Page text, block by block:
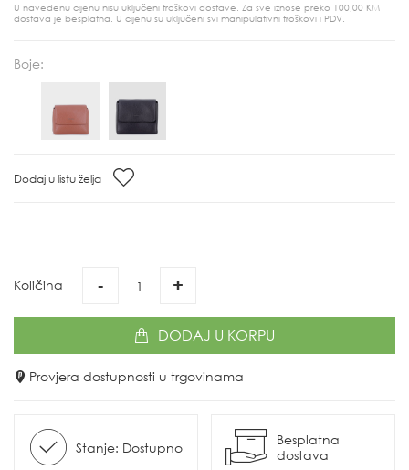
U navedenu cijenu nisu uključeni troškovi dostave. Za sve iznose preko 100,00 KM
dostava je besplatna. U cijenu su uključeni svi manipulativni troškovi i PDV.
Boje:
Dodaj u listu želja
Količina - +
DODAJ U KORPU
Provjera dostupnosti u trgovinama
Stanje: Dostupno
Besplatna
dostava